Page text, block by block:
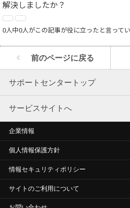
解決しましたか？
0人中0人がこの記事が役に立ったと言って
前のページに戻る
サポートセンタートップ
サービスサイトへ
企業情報
個人情報保護方針
情報セキュリティポリシー
サイトのご利用について